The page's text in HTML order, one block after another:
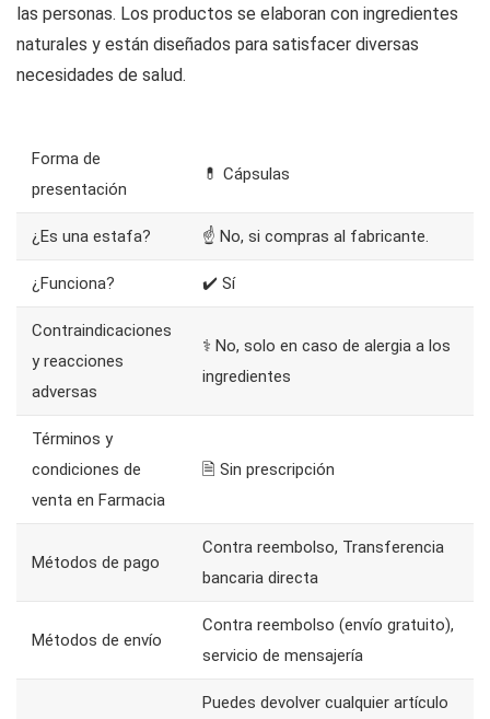
las personas. Los productos se elaboran con ingredientes
naturales y están diseñados para satisfacer diversas
necesidades de salud.
Forma de
presentación
💊 Cápsulas
¿Es una estafa? ☝ No, si compras al fabricante.
¿Funciona? ✔️ Sí
Contraindicaciones
y reacciones
adversas
⚕️ No, solo en caso de alergia a los
ingredientes
Términos y
condiciones de
venta en Farmacia
🗎 Sin prescripción
Métodos de pago
Contra reembolso, Transferencia
bancaria directa
Métodos de envío
Contra reembolso (envío gratuito),
servicio de mensajería
Puedes devolver cualquier artículo